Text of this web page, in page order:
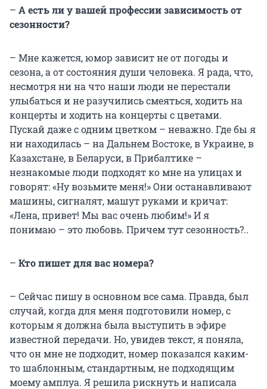
– А есть ли у вашей профессии зависимость от
сезонности?
– Мне кажется, юмор зависит не от погоды и
сезона, а от состояния души человека. Я рада, что,
несмотря ни на что наши люди не перестали
улыбаться и не разучились смеяться, ходить на
концерты и ходить на концерты с цветами.
Пускай даже с одним цветком – неважно. Где бы я
ни находилась – на Дальнем Востоке, в Украине, в
Казахстане, в Беларуси, в Прибалтике –
незнакомые люди подходят ко мне на улицах и
говорят: «Ну возьмите меня!» Они останавливают
машины, сигналят, машут руками и кричат:
«Лена, привет! Мы вас очень любим!» И я
понимаю – это любовь. Причем тут сезонность?..
– Кто пишет для вас номера?
– Сейчас пишу в основном все сама. Правда, был
случай, когда для меня подготовили номер, с
которым я должна была выступить в эфире
известной передачи. Но, увидев текст, я поняла,
что он мне не подходит, номер показался каким-
то шаблонным, стандартным, не подходящим
моему амплуа. Я решила рискнуть и написала